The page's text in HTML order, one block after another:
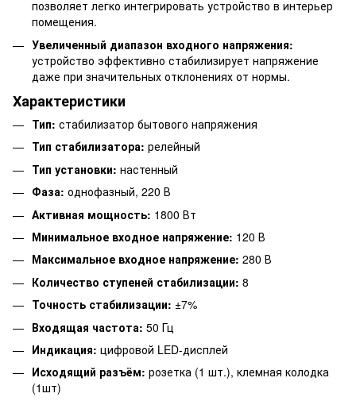
позволяет легко интегрировать устройство в интерьер
помещения.
Увеличенный диапазон входного напряжения:
устройство эффективно стабилизирует напряжение
даже при значительных отклонениях от нормы.
Характеристики
Тип: стабилизатор бытового напряжения
Тип стабилизатора: релейный
Тип установки: настенный
Фаза: однофазный, 220 В
Активная мощность: 1800 Вт
Минимальное входное напряжение: 120 В
Максимальное входное напряжение: 280 В
Количество ступеней стабилизации: 8
Точность стабилизации: ±7%
Входящая частота: 50 Гц
Индикация: цифровой LED-дисплей
Исходящий разъём: розетка (1 шт.), клемная колодка
(1шт)